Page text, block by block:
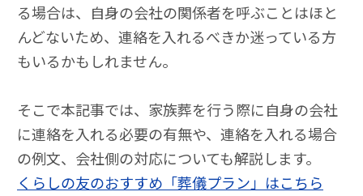
る場合は、自身の会社の関係者を呼ぶことはほと
んどないため、連絡を入れるべきか迷っている方
もいるかもしれません。
そこで本記事では、家族葬を行う際に自身の会社
に連絡を入れる必要の有無や、連絡を入れる場合
の例文、会社側の対応についても解説します。
くらしの友のおすすめ「葬儀プラン」はこちら